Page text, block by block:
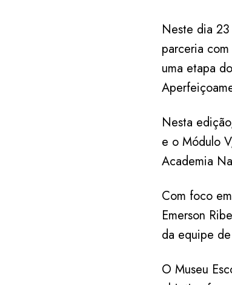
Neste dia
parceria
uma etapa
Nesta
e o Módulo
Academia
Com foco
Emerson
da equipe
O Museu